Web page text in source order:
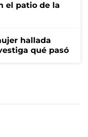
el patio de la
hallada
qué pasó